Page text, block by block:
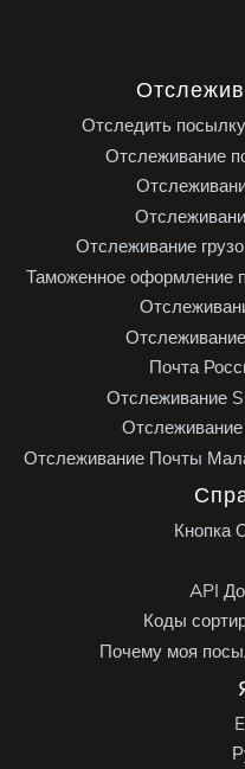
Отследить
Отслеживание
Отслеживание
Таможенное оформление
Почта
Отслеживание
Отслеживание Почты
Кнопка
API
Коды
Почему моя